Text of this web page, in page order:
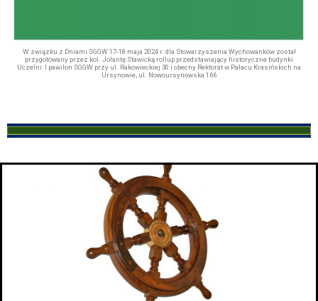
W związku z Dniami SGGW 17-18 maja 2024 r. dla Stowarzyszenia Wychowanków został
przygotowany przez kol. Jolantę Stawicką rollup przedstawiający historyczne budynki
Uczelni: I pawilon SGGW przy ul. Rakowieckiej 30 i obecny Rektorat w Pałacu Krasińskich na
Ursynowie, ul. Nowoursynowska 166